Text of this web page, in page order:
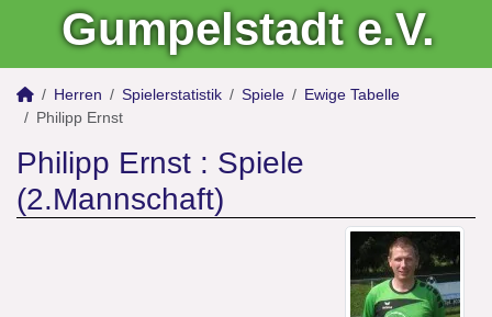
Gumpelstadt e.V.
Herren Spielerstatistik Spiele
Ewige Tabelle
Philipp Ernst
Philipp Ernst : Spiele
(2.Mannschaft)